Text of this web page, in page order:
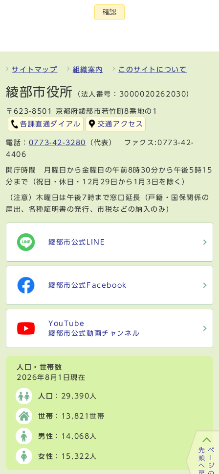
確認
サイトマップ 組織案内 このサイトについて
綾部市役所 （法人番号：3000020262030）
〒623-8501 京都府綾部市若竹町8番地の1
各課直通ダイアル
交通アクセス
電話： 0773-42-3280
（代表） ファクス:0773-42-
4406
開庁時間 月曜日から金曜日の午前8時30分から午後5時15
分まで（祝日・休日・12月29日から1月3日を除く）
（注意）木曜日は午後7時まで窓口延長（戸籍・国保関係の
届出、各種証明書の発行、市税などの納入のみ）
綾部市公式LINE
綾部市公式Facebook
YouTube
綾部市公式動画チャンネル
人口・世帯数
2026年8月1日現在
人口 ：29,390人
世帯 ：13,821世帯
男性 ：14,068人
女性 ：15,322人